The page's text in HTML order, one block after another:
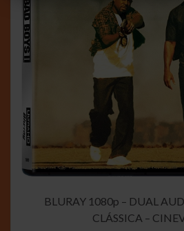
BLURAY 1080p – DUAL
CLÁSSICA –